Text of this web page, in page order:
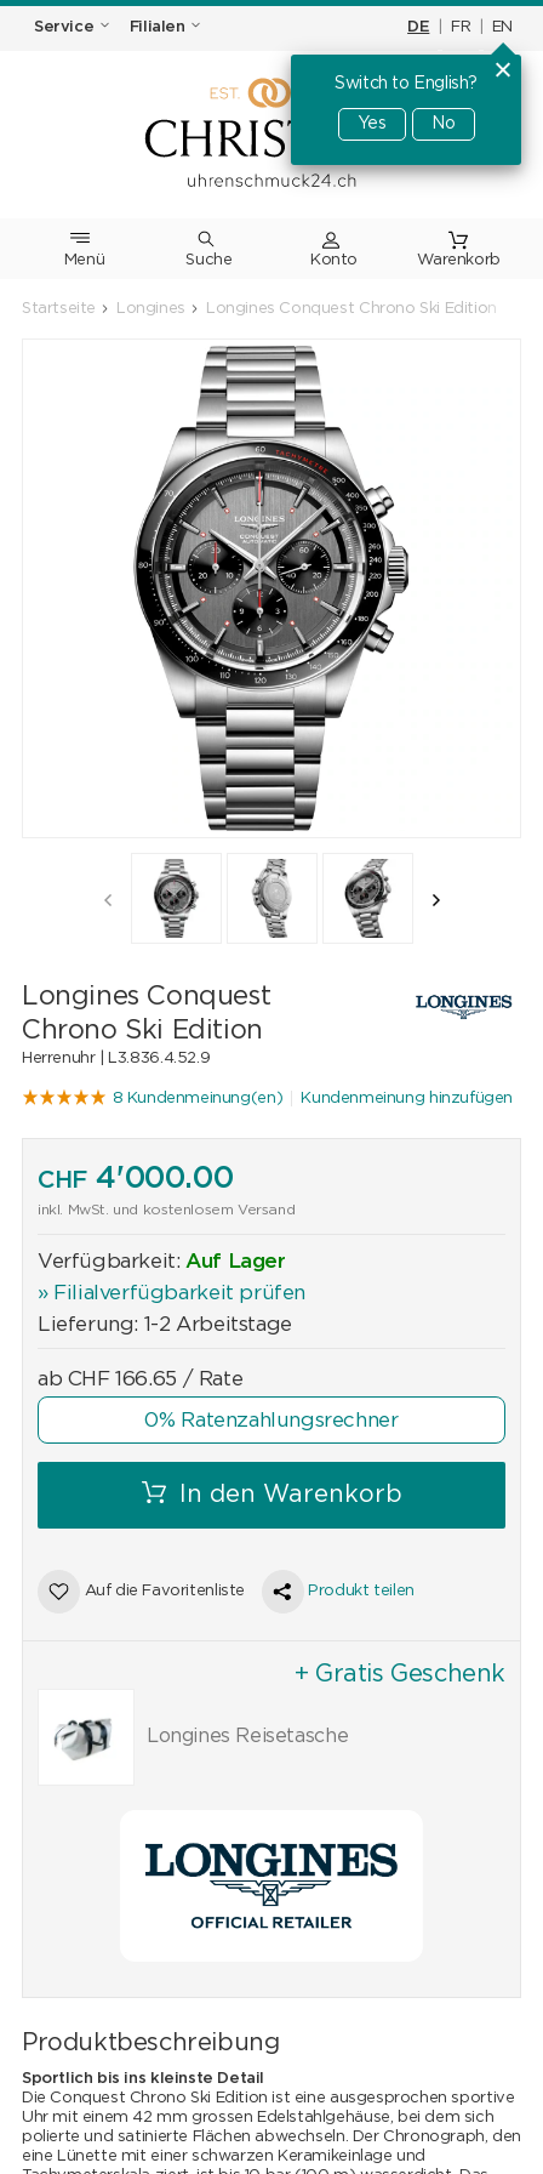
Service Filialen DE FR EN
Switch to English?
Yes No
Menü Suche Warenkorb
Startseite Longines Longines Conquest Chrono Ski Edition
Longines Conquest
Chrono Ski Edition
Herrenuhr | L3.836.4.52.9
8 Kundenmeinung(en) Kundenmeinung hinzufügen
CHF4'000.00
inkl. MwSt. und kostenlosem Versand
Verfügbarkeit: Auf Lager
» Filialverfügbarkeit prüfen
Lieferung: 1-2 Arbeitstage
ab CHF166.65 / Rate
0% Ratenzahlungsrechner
In den Warenkorb
Auf die Favoritenliste Produkt teilen
+ Gratis Geschenk
Longines Reisetasche
Produktbeschreibung
Sportlich bis ins kleinste Detail
Die Conquest Chrono Ski Edition ist eine ausgesprochen sportive
Uhr mit einem 42 mm grossen Edelstahlgehäuse, bei dem sich
polierte und satinierte Flächen abwechseln. Der Chronograph, den
eine Lünette mit einer schwarzen Keramikeinlage und